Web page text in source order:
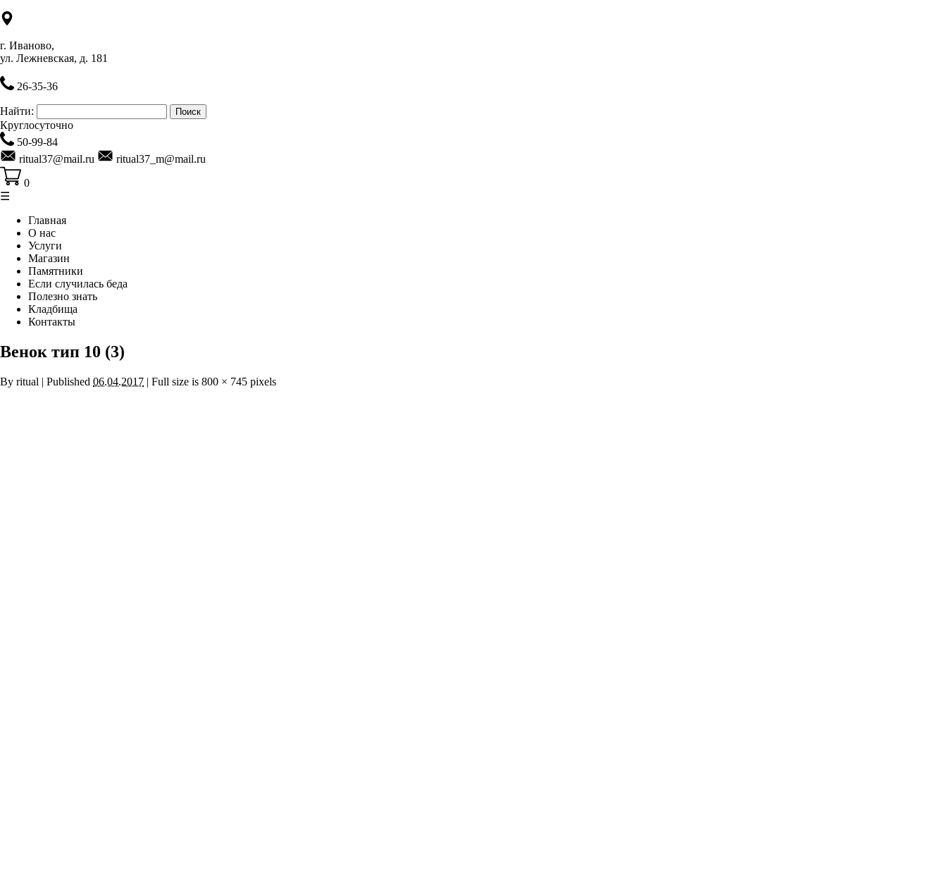
г. Иваново,
ул. Лежневская, д. 181
26-35-36
Найти:
Круглосуточно
50-99-84
ritual37@mail.ru
ritual37_m@mail.ru
0
☰
Главная
О нас
Услуги
Магазин
Памятники
Если случилась беда
Полезно знать
Кладбища
Контакты
Венок тип 10 (3)
By ritual | Published 06.04.2017 | Full size is 800 × 745 pixels